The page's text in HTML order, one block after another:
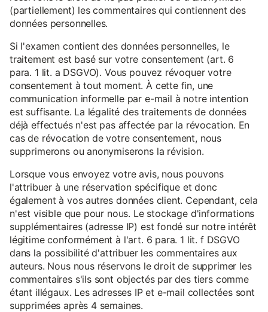
(partiellement) les commentaires qui contiennent des
données personnelles.
Si l'examen contient des données personnelles, le
traitement est basé sur votre consentement (art. 6
para. 1 lit. a DSGVO). Vous pouvez révoquer votre
consentement à tout moment. À cette fin, une
communication informelle par e-mail à notre intention
est suffisante. La légalité des traitements de données
déjà effectués n'est pas affectée par la révocation. En
cas de révocation de votre consentement, nous
supprimerons ou anonymiserons la révision.
Lorsque vous envoyez votre avis, nous pouvons
l'attribuer à une réservation spécifique et donc
également à vos autres données client. Cependant, cela
n'est visible que pour nous. Le stockage d'informations
supplémentaires (adresse IP) est fondé sur notre intérêt
légitime conformément à l'art. 6 para. 1 lit. f DSGVO
dans la possibilité d'attribuer les commentaires aux
auteurs. Nous nous réservons le droit de supprimer les
commentaires s'ils sont objectés par des tiers comme
étant illégaux. Les adresses IP et e-mail collectées sont
supprimées après 4 semaines.